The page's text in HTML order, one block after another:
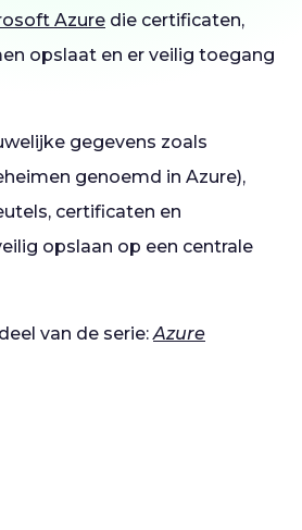
Azure die certificaten,
opslaat en er veilig toegang
gegevens zoals
genoemd in Azure),
certificaten en
opslaan op een centrale
van de serie:Azure